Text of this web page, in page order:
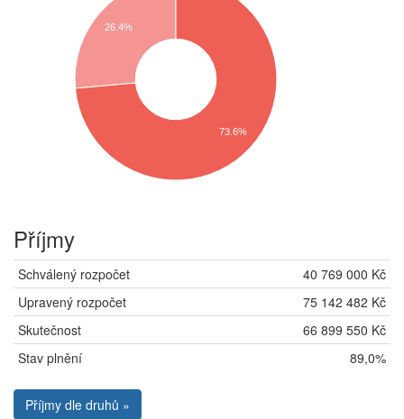
26.4%
73.6%
Příjmy
Schválený rozpočet
40 769 000 Kč
Upravený rozpočet
75 142 482 Kč
Skutečnost
66 899 550 Kč
Stav plnění
89,0%
Příjmy dle druhů »